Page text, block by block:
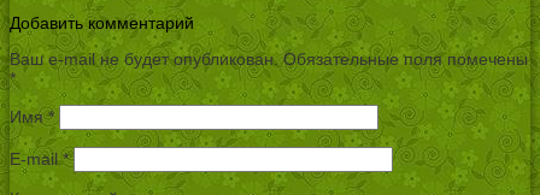
Добавить комментарий
Ваш e-mail не будет опубликован.Обязательные поля помечены
*
Имя*
E-mail*